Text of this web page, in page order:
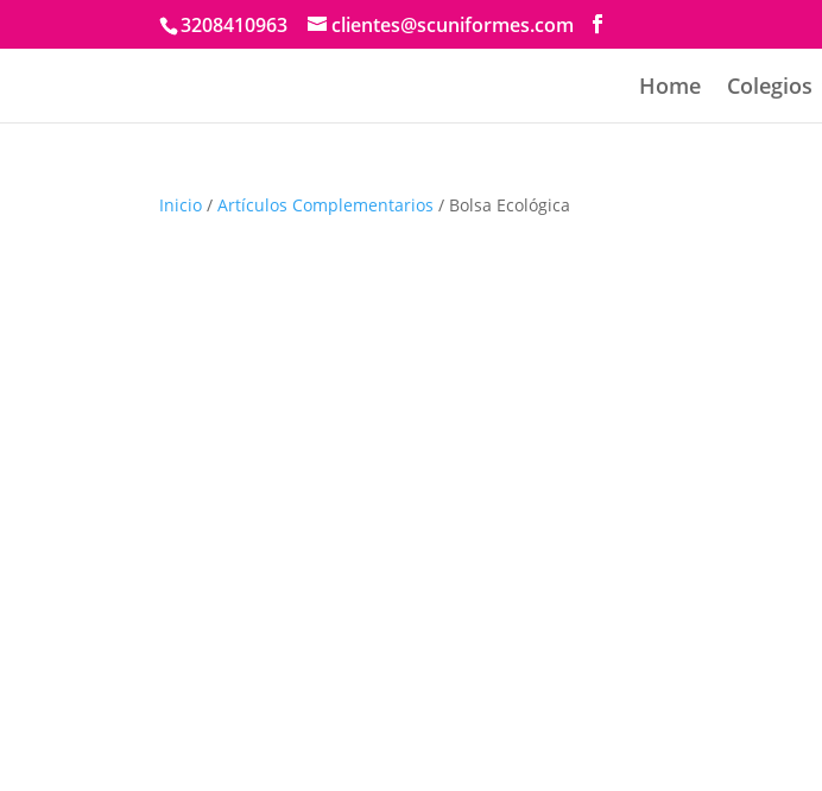
3208410963 clientes@scuniformes.com
Home Colegios
Inicio /Artículos Complementarios / Bolsa Ecológica